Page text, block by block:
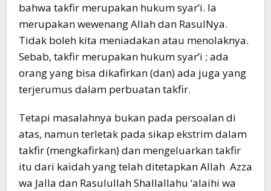
bahwa takfir merupakan hukum syar’i. Ia
merupakan wewenang Allah dan RasulNya.
Tidak boleh kita meniadakan atau menolaknya.
Sebab, takfir merupakan hukum syar’i ; ada
orang yang bisa dikafirkan (dan) ada juga yang
terjerumus dalam perbuatan takfir.
Tetapi masalahnya bukan pada persoalan di
atas, namun terletak pada sikap ekstrim dalam
takfir (mengkafirkan) dan mengeluarkan takfir
itu dari kaidah yang telah ditetapkan Allah Azza
wa Jalla dan Rasulullah Shallallahu ‘alaihi wa